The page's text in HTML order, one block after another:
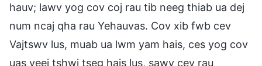
hauv; lawv yog cov coj rau tib neeg thiab ua dej
num ncaj qha rau Yehauvas. Cov xib fwb cev
Vajtswv lus, muab ua lwm yam hais, ces yog cov
uas yeej tshwj tseg hais lus, sawv cev rau